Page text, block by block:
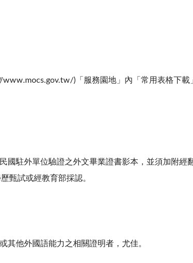
)「服務園地」內「常用表格下載
國駐外單位驗證之外文畢業證書影本，並須加附經
甄試或經教育部採認。
其他外國語能力之相關證明者，尤佳。